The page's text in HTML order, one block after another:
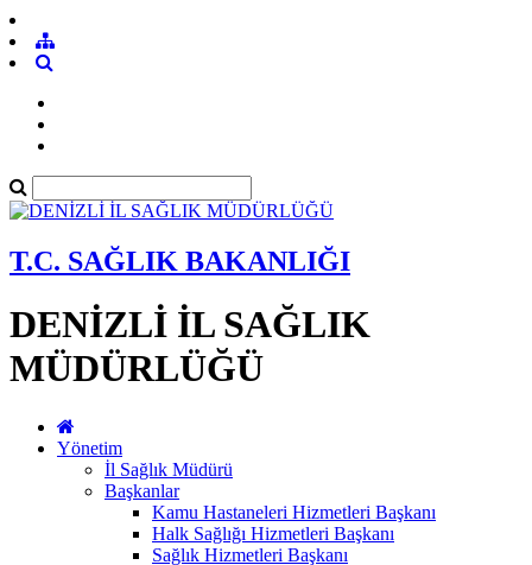
T.C. SAĞLIK BAKANLIĞI
DENİZLİ İL SAĞLIK
MÜDÜRLÜĞÜ
Yönetim
İl Sağlık Müdürü
Başkanlar
Kamu Hastaneleri Hizmetleri Başkanı
Halk Sağlığı Hizmetleri Başkanı
Sağlık Hizmetleri Başkanı